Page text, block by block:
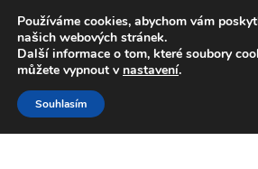
DOPRAVA od
Volejte po-pá 9-16
Přeskočit
na
navigaci
Přejít
k
obsahu
Používáme cookies, abychom vám
našich webových stránek.
Další informace o tom, které soubory
můžete vypnout v nastavení.
Souhlasím